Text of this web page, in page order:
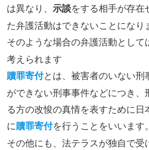
は異なり、示談をする相手が存在
た弁護活動はできないことになり
そのような場合の弁護活動として
考えられます
贖罪寄付とは、被害者のいない
ができない刑事事件などにつき
る方の改悛の真情を表すために日
に贖罪寄付を行うことをいいます。
その他にも、法テラスが独自で